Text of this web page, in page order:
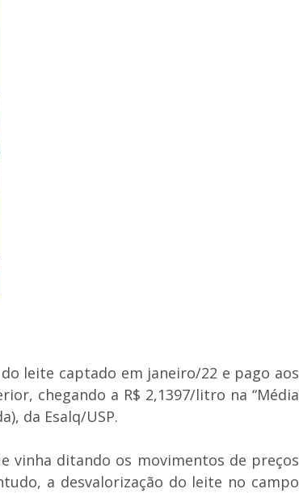
leite captado em janeiro/22 e pago aos
chegando a R$ 2,1397/litro na “Média
da Esalq/USP.
vinha ditando os movimentos de preços
a desvalorização do leite no campo